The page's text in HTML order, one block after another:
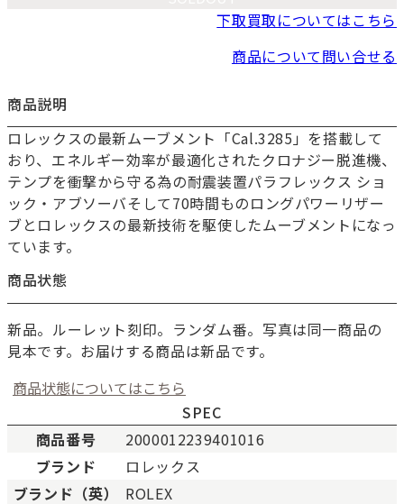
下取買取についてはこちら
商品について問い合せる
商品説明
ロレックスの最新ムーブメント「Cal.3285」を搭載して
おり、エネルギー効率が最適化されたクロナジー脱進機、
テンプを衝撃から守る為の耐震装置パラフレックス ショ
ック・アブソーバそして70時間ものロングパワーリザー
ブとロレックスの最新技術を駆使したムーブメントになっ
ています。
商品状態
新品。ルーレット刻印。ランダム番。写真は同一商品の
見本です。お届けする商品は新品です。
商品状態についてはこちら
SPEC
商品番号
2000012239401016
ブランド
ロレックス
ブランド（英）
ROLEX